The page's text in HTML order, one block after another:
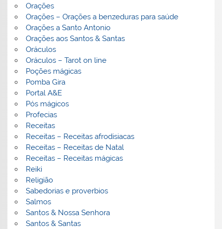
Orações
Orações – Orações a benzeduras para saúde
Orações a Santo Antonio
Orações aos Santos & Santas
Oráculos
Oráculos – Tarot on line
Poções mágicas
Pomba Gira
Portal A&E
Pós mágicos
Profecias
Receitas
Receitas – Receitas afrodisiacas
Receitas – Receitas de Natal
Receitas – Receitas mágicas
Reiki
Religião
Sabedorias e proverbios
Salmos
Santos & Nossa Senhora
Santos & Santas